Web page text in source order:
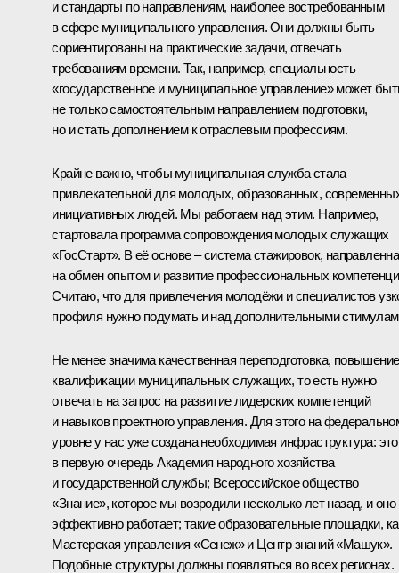
и стандарты по направлениям, наиболее востребованным
в сфере муниципального управления. Они должны быть
сориентированы на практические задачи, отвечать
требованиям времени. Так, например, специальность
«государственное и муниципальное управление» может
не только самостоятельным направлением подготовки,
но и стать дополнением к отраслевым профессиям.
Крайне важно, чтобы муниципальная служба стала
привлекательной для молодых, образованных,
инициативных людей. Мы работаем над этим. Например,
стартовала программа сопровождения молодых служащих
«ГосСтарт». В её основе – система стажировок,
на обмен опытом и развитие профессиональных
Считаю, что для привлечения молодёжи и специалистов
профиля нужно подумать и над дополнительными
Не менее значима качественная переподготовка, повышение
квалификации муниципальных служащих, то есть нужно
отвечать на запрос на развитие лидерских компетенций
и навыков проектного управления. Для этого на
уровне у нас уже создана необходимая инфраструктура: это
в первую очередь Академия народного хозяйства
и государственной службы; Всероссийское общество
«Знание», которое мы возродили несколько лет назад, и оно
эффективно работает; такие образовательные площадки,
Мастерская управления «Сенеж» и Центр знаний «Машук».
Подобные структуры должны появляться во всех регионах.